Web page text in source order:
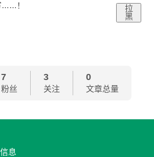
……！
拉
黑
7
粉丝
3
关注
0
文章总量
息